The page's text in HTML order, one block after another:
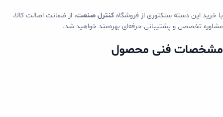
با خرید این دسته سلکتوری از فروشگاهکنترل صنعت، از ضمانت اصالت کالا،
مشاوره تخصصی و پشتیبانی حرفه‌ای بهره‌مند خواهید شد.
مشخصات فنی محصول